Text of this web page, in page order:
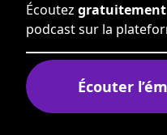
Écoutez gratuitement
podcast sur la
Écouter